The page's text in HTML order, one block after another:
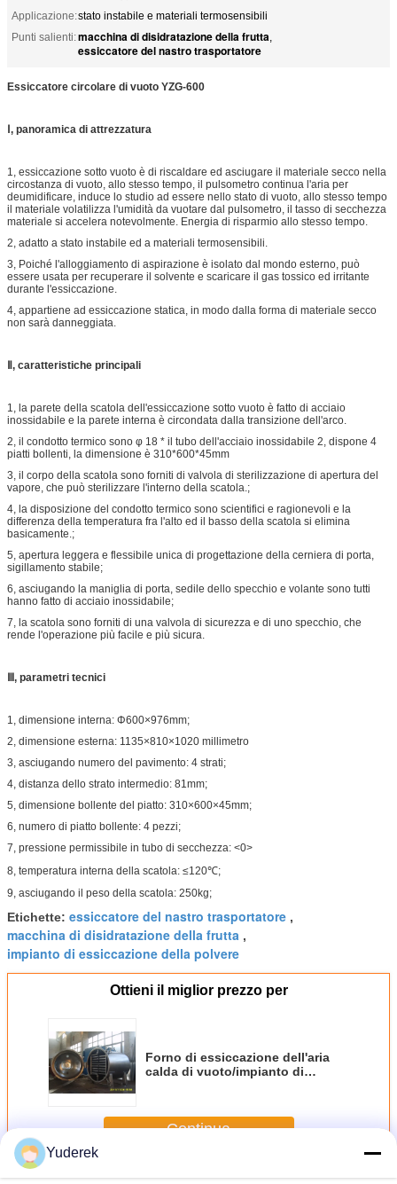
Applicazione:stato instabile e materiali termosensibili
Punti salienti:macchina di disidratazione della frutta,
essiccatore del nastro trasportatore
Essiccatore circolare di vuoto YZG-600
Ⅰ, panoramica di attrezzatura
1, essiccazione sotto vuoto è di riscaldare ed asciugare il materiale secco nella
circostanza di vuoto, allo stesso tempo, il pulsometro continua l'aria per
deumidificare, induce lo studio ad essere nello stato di vuoto, allo stesso tempo
il materiale volatilizza l'umidità da vuotare dal pulsometro, il tasso di secchezza
materiale si accelera notevolmente. Energia di risparmio allo stesso tempo.
2, adatto a stato instabile ed a materiali termosensibili.
3, Poiché l'alloggiamento di aspirazione è isolato dal mondo esterno, può
essere usata per recuperare il solvente e scaricare il gas tossico ed irritante
durante l'essiccazione.
4, appartiene ad essiccazione statica, in modo dalla forma di materiale secco
non sarà danneggiata.
Ⅱ, caratteristiche principali
1, la parete della scatola dell'essiccazione sotto vuoto è fatto di acciaio
inossidabile e la parete interna è circondata dalla transizione dell'arco.
2, il condotto termico sono φ 18 * il tubo dell'acciaio inossidabile 2, dispone 4
piatti bollenti, la dimensione è 310*600*45mm
3, il corpo della scatola sono forniti di valvola di sterilizzazione di apertura del
vapore, che può sterilizzare l'interno della scatola.;
4, la disposizione del condotto termico sono scientifici e ragionevoli e la
differenza della temperatura fra l'alto ed il basso della scatola si elimina
basicamente.;
5, apertura leggera e flessibile unica di progettazione della cerniera di porta,
sigillamento stabile;
6, asciugando la maniglia di porta, sedile dello specchio e volante sono tutti
hanno fatto di acciaio inossidabile;
7, la scatola sono forniti di una valvola di sicurezza e di uno specchio, che
rende l'operazione più facile e più sicura.
Ⅲ, parametri tecnici
1, dimensione interna: Φ600×976mm;
2, dimensione esterna: 1135×810×1020 millimetro
3, asciugando numero del pavimento: 4 strati;
4, distanza dello strato intermedio: 81mm;
5, dimensione bollente del piatto: 310×600×45mm;
6, numero di piatto bollente: 4 pezzi;
7, pressione permissibile in tubo di secchezza: <0>
8, temperatura interna della scatola: ≤120℃;
9, asciugando il peso della scatola: 250kg;
Etichette: essiccatore del nastro trasportatore ,
macchina di disidratazione della frutta ,
impianto di essiccazione della polvere
Ottieni il miglior prezzo per
Forno di essiccazione dell'aria
calda di vuoto/impianto di
Continua
PiùForno di essicazione di aria calda
Yuderek